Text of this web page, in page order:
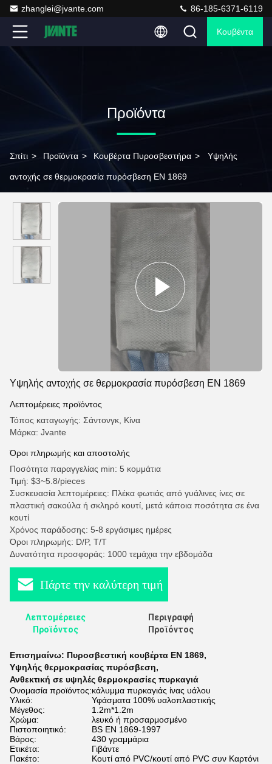
zhanglei@jvante.com 86-185-6371-6119
Κουβέντα
Προϊόντα
Σπίτι > Προϊόντα > Κουβέρτα Πυροσβεστήρα > Υψηλής
αντοχής σε θερμοκρασία πυρόσβεση EN 1869
Υψηλής αντοχής σε θερμοκρασία πυρόσβεση EN 1869
Λεπτομέρειες προϊόντος
Τόπος καταγωγής: Σάντονγκ, Κίνα
Μάρκα: Jvante
Όροι πληρωμής και αποστολής
Ποσότητα παραγγελίας min: 5 κομμάτια
Τιμή: $3~5.8/pieces
Συσκευασία λεπτομέρειες: Πλέκα φωτιάς από γυάλινες ίνες σε
πλαστική σακούλα ή σκληρό κουτί, μετά κάποια ποσότητα σε ένα
κουτί
Χρόνος παράδοσης: 5-8 εργάσιμες ημέρες
Όροι πληρωμής: D/P, T/T
Δυνατότητα προσφοράς: 1000 τεμάχια την εβδομάδα
Πάρτε την καλύτερη τιμή
Λεπτομέρειες
Προϊόντος
Περιγραφή
Προϊόντος
Επισημαίνω: Πυροσβεστική κουβέρτα EN 1869,
Υψηλής θερμοκρασίας πυρόσβεση,
Ανθεκτική σε υψηλές θερμοκρασίες πυρκαγιά
Ονομασία προϊόντος:κάλυμμα πυρκαγιάς ίνας υάλου
Υλικό:
Υφάσματα 100% υαλοπλαστικής
Μέγεθος:
1.2m*1.2m
Χρώμα:
λευκό ή προσαρμοσμένο
Πιστοποιητικό:
BS EN 1869-1997
Βάρος:
430 γραμμάρια
Ετικέτα:
Γιβάντε
Πακέτο:
Κουτί από PVC/κουτί από PVC συν Καρτόνι